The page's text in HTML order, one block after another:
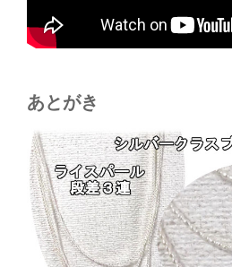
あとがき